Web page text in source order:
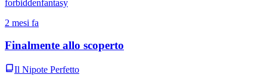
forbiddenfantasy
2 mesi fa
Finalmente allo scoperto
Il Nipote Perfetto